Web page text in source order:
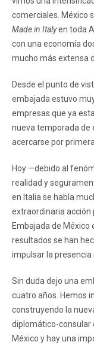
comerciales. México
Made in Italyen toda
con una economía
mucho más extensa
Desde el punto de
embajada estuvo
empresas que ya
nueva temporada de
acercarse por
Hoy —debido al
realidad y
en Italia se habla
extraordinaria acción
Embajada de México
resultados se han
impulsar la presencia
Sin duda dejo una
cuatro años. Hemos
construyendo la
diplomático-consular
México y hay una